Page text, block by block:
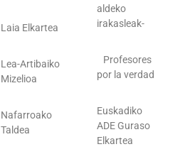
Laia Elkartea
Lea-Artibaiko
Mizelioa
Nafarroako
Taldea
aldeko
irakasleak-
Profesores
por la verdad
Euskadiko
ADE Guraso
Elkartea